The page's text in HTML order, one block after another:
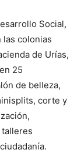
Social,
las colonias
de Urías,
25
de belleza,
corte y